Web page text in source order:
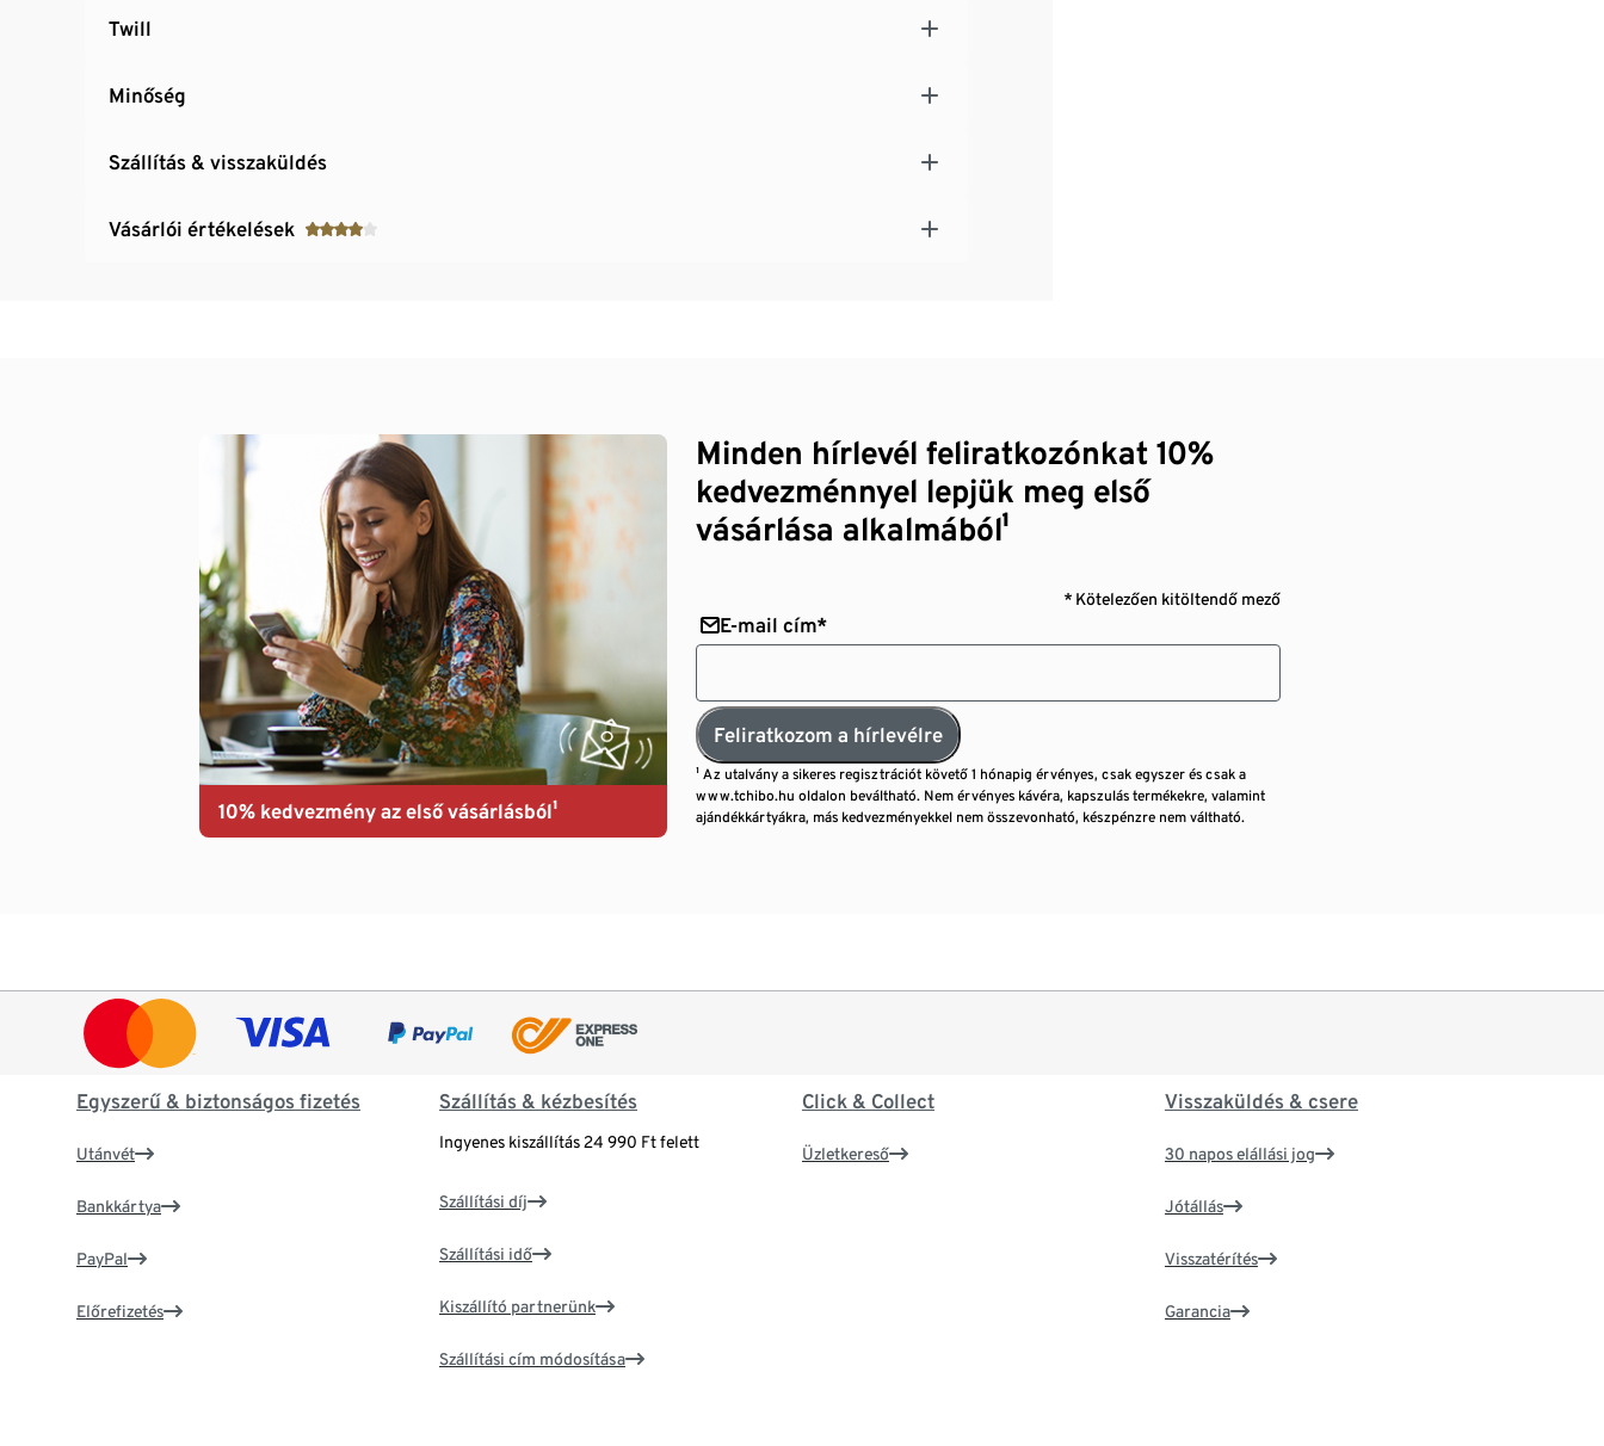
Twill
Minőség
Szállítás & visszaküldés
Vásárlói értékelések
10% kedvezmény az első vásárlásból¹
Minden hírlevél feliratkozónkat 10%
kedvezménnyel lepjük meg első
vásárlása alkalmából¹
* Kötelezően kitöltendő mező
E-mail cím*
Feliratkozom a hírlevélre
¹ Az utalvány a sikeres regisztrációt követő 1 hónapig érvényes, csak egyszer és csak a
www.tchibo.hu oldalon beváltható. Nem érvényes kávéra, kapszulás termékekre, valamint
ajándékkártyákra, más kedvezményekkel nem összevonható, készpénzre nem váltható.
Egyszerű & biztonságos fizetés
Utánvét
Bankkártya
PayPal
Előrefizetés
Szállítás & kézbesítés
Ingyenes kiszállítás 24 990 Ft felett
Szállítási díj
Szállítási idő
Kiszállító partnerünk
Szállítási cím módosítása
Click & Collect
Üzletkereső
Visszaküldés & csere
30 napos elállási jog
Jótállás
Visszatérítés
Garancia